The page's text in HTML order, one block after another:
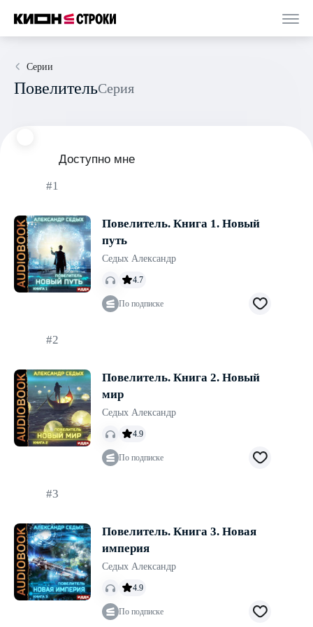
Серии
Повелитель Серия
Доступно мне
#1
Повелитель. Книга 1. Новый
путь
Седых Александр
4.7
По подписке
#2
Повелитель. Книга 2. Новый
мир
Седых Александр
4.9
По подписке
#3
Повелитель. Книга 3. Новая
империя
Седых Александр
4.9
По подписке